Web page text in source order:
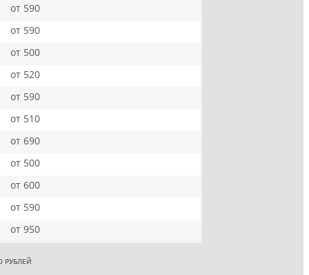
от 590
от 590
от 500
от 520
от 590
от 510
от 690
от 500
от 600
от 590
от 950
РУБЛЕЙ